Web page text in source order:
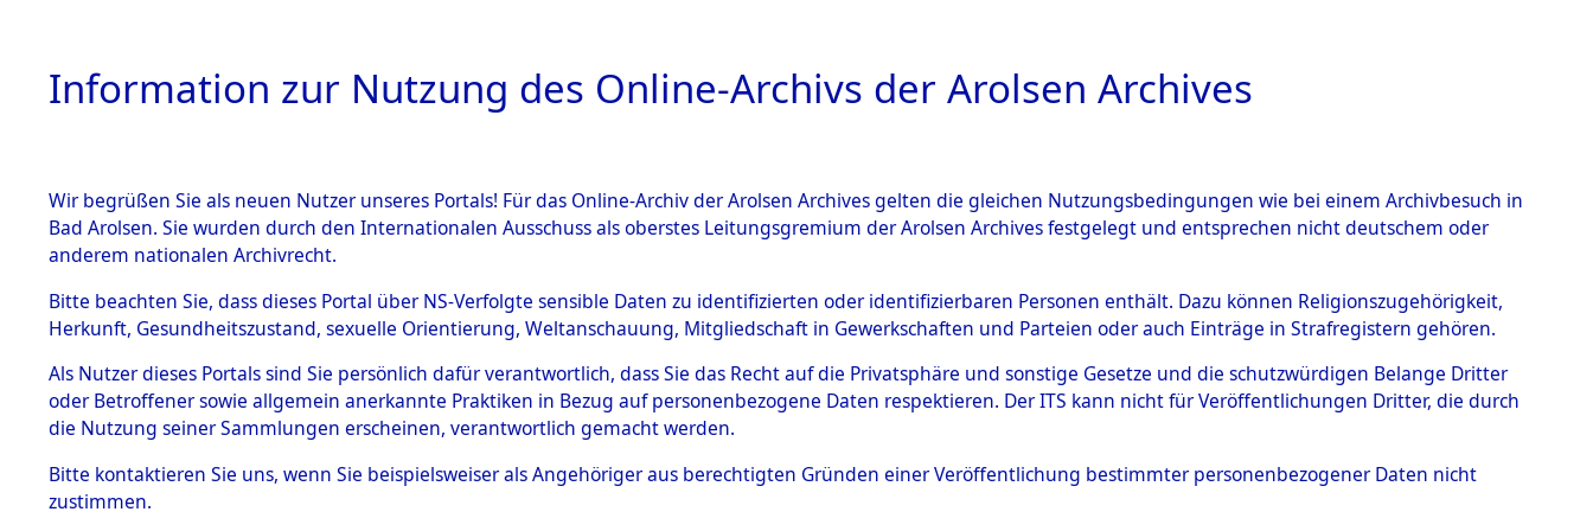
HOME BESTANDSBESCHREIBUNG ARCHIVALE ÜBERSICHT BILD
BESTÄNDE
Inhaftierungsdoku
mente
5. Verschiedenes
Todesmärsche
5.3.1 Alliierte
Rekonstruktion des Verlaufs und der Geschehnisse um
Todesmärsche, alphabetisch gegliedert nach betroffenen Orten
und Lagern→0004 (84629991)→0061 (84630052)
0061 (84630052)
Information zur Nutzung des Online-Archivs der Arolsen Archives
Wir begrüßen Sie als neuen Nutzer unseres Portals! Für das Online-Archiv der Arolsen Archives gelten die gleichen Nutzungsbedingungen wie bei einem Archivbesuch in
Bad Arolsen. Sie wurden durch den Internationalen Ausschuss als oberstes Leitungsgremium der Arolsen Archives festgelegt und entsprechen nicht deutschem oder
anderem nationalen Archivrecht.
Bitte beachten Sie, dass dieses Portal über NS-Verfolgte sensible Daten zu identifizierten oder identifizierbaren Personen enthält. Dazu können Religionszugehörigkeit,
Herkunft, Gesundheitszustand, sexuelle Orientierung, Weltanschauung, Mitgliedschaft in Gewerkschaften und Parteien oder auch Einträge in Strafregistern gehören.
Als Nutzer dieses Portals sind Sie persönlich dafür verantwortlich, dass Sie das Recht auf die Privatsphäre und sonstige Gesetze und die schutzwürdigen Belange Dritter
oder Betroffener sowie allgemein anerkannte Praktiken in Bezug auf personenbezogene Daten respektieren. Der ITS kann nicht für Veröffentlichungen Dritter, die durch
die Nutzung seiner Sammlungen erscheinen, verantwortlich gemacht werden.
Bitte kontaktieren Sie uns, wenn Sie beispielsweiser als Angehöriger aus berechtigten Gründen einer Veröffentlichung bestimmter personenbezogener Daten nicht
zustimmen.